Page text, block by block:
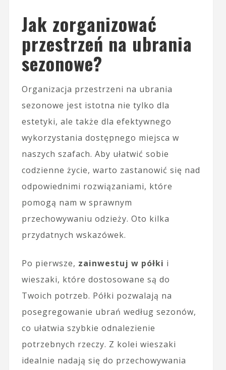
Jak zorganizować
przestrzeń na ubrania
sezonowe?
Organizacja przestrzeni na ubrania
sezonowe jest istotna nie tylko dla
estetyki, ale także dla efektywnego
wykorzystania dostępnego miejsca w
naszych szafach. Aby ułatwić sobie
codzienne życie, warto zastanowić się nad
odpowiednimi rozwiązaniami, które
pomogą nam w sprawnym
przechowywaniu odzieży. Oto kilka
przydatnych wskazówek.
Po pierwsze, zainwestuj w półki i
wieszaki, które dostosowane są do
Twoich potrzeb. Półki pozwalają na
posegregowanie ubrań według sezonów,
co ułatwia szybkie odnalezienie
potrzebnych rzeczy. Z kolei wieszaki
idealnie nadają się do przechowywania